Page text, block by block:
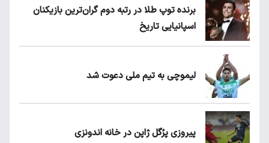
برنده توپ طلا در رتبه دوم گران‌ترین بازیکنان
اسپانیایی تاریخ
لیموچی به تیم ملی دعوت شد
پیروزی پرُگل ژاپن در خانه اندونزی